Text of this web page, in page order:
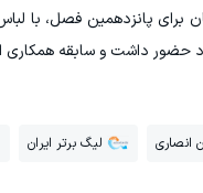
پانزدهمین فصل، با لباس
حضور داشت و سابقه
انصاری لیگ برتر ایران